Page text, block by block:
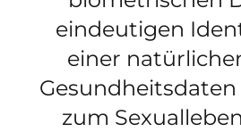
eindeutigen
einer
zum